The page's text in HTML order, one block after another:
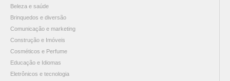
Beleza e saúde
Brinquedos e diversão
Comunicação e marketing
Construção e Imóveis
Cosméticos e Perfume
Educação e Idiomas
Eletrônicos e tecnologia